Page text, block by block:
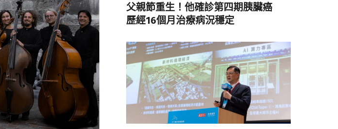
父親節重生！他確診第四期胰臟癌
歷經16個月治療病況穩定